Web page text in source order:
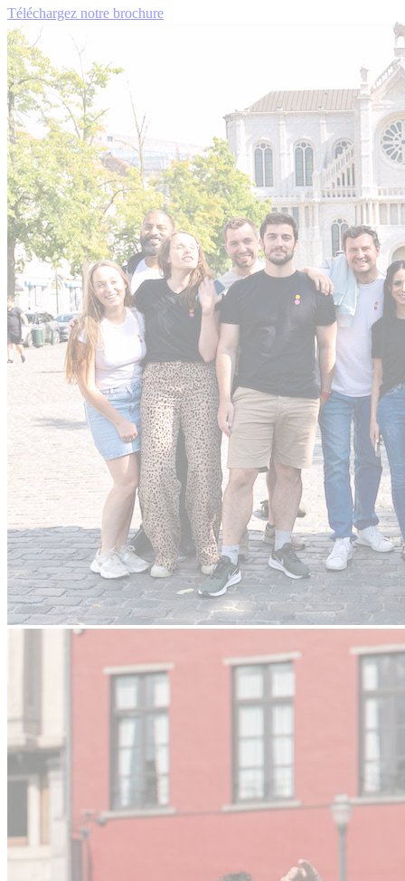
Téléchargez notre brochure